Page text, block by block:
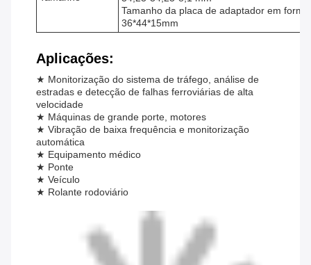
Tamanho da placa de adaptador em
36*44*15mm
Aplicações:
★ Monitorização do sistema de tráfego, análise de
estradas e detecção de falhas ferroviárias de alta
velocidade
★ Máquinas de grande porte, motores
★ Vibração de baixa frequência e monitorização
automática
★ Equipamento médico
★ Ponte
★ Veículo
★ Rolante rodoviário